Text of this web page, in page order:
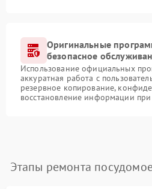
Оригинальные
безопасное
Использование официальных
аккуратная работа с
резервное копирование,
восстановление информации
Этапы ремонта